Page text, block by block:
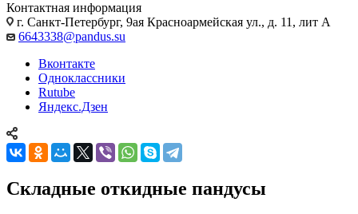
Контактная информация
г. Санкт-Петербург, 9ая Красноармейская ул., д. 11, лит А
6643338@pandus.su
Вконтакте
Одноклассники
Rutube
Яндекс.Дзен
Складные откидные пандусы